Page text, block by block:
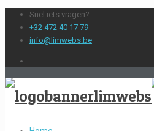
Snel iets vragen?
+32 472 40 17 79
info@limwebs.be